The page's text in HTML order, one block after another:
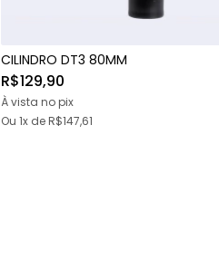
CILINDRO DT3 80MM
R$129,90
À vista no pix
Ou 1x deR$147,61